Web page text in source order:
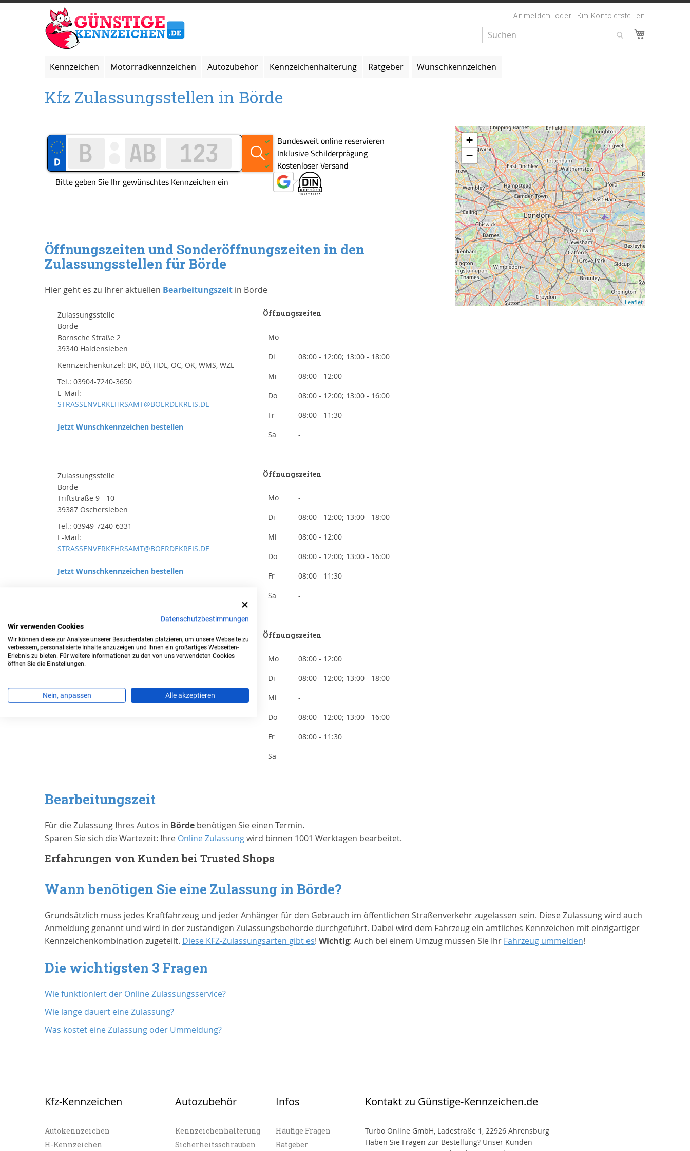
Zum
Inhalt
springen
Anmelden Ein Konto erstellen
Kennzeichen Motorradkennzeichen Autozubehör Kennzeichenhalterung Ratgeber Wunschkennzeichen
Kfz Zulassungsstellen in Börde
Öffnungszeiten und Sonderöffnungszeiten in den
Zulassungsstellen für Börde
Hier geht es zu Ihrer aktuellen Bearbeitungszeit in Börde
Zulassungsstelle
Börde
Bornsche Straße 2
39340 Haldensleben
Kennzeichenkürzel: BK, BÖ, HDL, OC, OK, WMS, WZL
Tel.: 03904-7240-3650
E-Mail:
STRASSENVERKEHRSAMT@BOERDEKREIS.DE
Jetzt Wunschkennzeichen bestellen
Öffnungszeiten
Mo
-
Di
08:00 - 12:00; 13:00 - 18:00
Mi
08:00 - 12:00
Do
08:00 - 12:00; 13:00 - 16:00
Fr
08:00 - 11:30
Sa
-
Zulassungsstelle
Börde
Triftstraße 9 - 10
39387 Oschersleben
Tel.: 03949-7240-6331
E-Mail:
STRASSENVERKEHRSAMT@BOERDEKREIS.DE
Jetzt Wunschkennzeichen bestellen
Öffnungszeiten
Mo
-
Di
08:00 - 12:00; 13:00 - 18:00
Mi
08:00 - 12:00
Do
08:00 - 12:00; 13:00 - 16:00
Fr
08:00 - 11:30
Sa
-
Zulassungsstelle
Börde
Farsleber Straße 19
39326 Wolmirstedt
E-Mail:strassenverkehr@landkreis-boerde.de
Öffnungszeiten
Mo
08:00 - 12:00
Di
08:00 - 12:00; 13:00 - 18:00
Mi
-
Do
08:00 - 12:00; 13:00 - 16:00
Fr
08:00 - 11:30
Sa
-
+
−
Leaflet
Bearbeitungszeit
Für die Zulassung Ihres Autos in Börde benötigen Sie einen Termin.
Sparen Sie sich die Wartezeit: Ihre Online Zulassungwird binnen 1001 Werktagen bearbeitet.
Erfahrungen von Kunden bei Trusted Shops
Wann benötigen Sie eine Zulassung in Börde?
Grundsätzlich muss jedes Kraftfahrzeug und jeder Anhänger für den Gebrauch im öffentlichen Straßenverkehr zugelassen sein. Diese Zulassung wird auch
Anmeldung genannt und wird in der zuständigen Zulassungsbehörde durchgeführt. Dabei wird dem Fahrzeug ein amtliches Kennzeichen mit einzigartiger
Kennzeichenkombination zugeteilt. Diese KFZ-Zulassungsarten gibt es! Wichtig: Auch bei einem Umzug müssen Sie Ihr Fahrzeug ummelden!
Die wichtigsten 3 Fragen
Wie funktioniert der Online Zulassungsservice?
Wie lange dauert eine Zulassung?
Was kostet eine Zulassung oder Ummeldung?
Kfz-Kennzeichen
Autokennzeichen
H-Kennzeichen
Autozubehör
Kennzeichenhalterung
Sicherheitsschrauben
Infos
Häufige Fragen
Ratgeber
Kontakt zu Günstige-Kennzeichen.de
Turbo Online GmbH, Ladestraße 1, 22926 Ahrensburg
Haben Sie Fragen zur Bestellung? Unser Kunden-
Datenschutzbestimmungen
Wir verwenden Cookies
Wir können diese zur Analyse unserer Besucherdaten platzieren, um unsere Webseite zu
verbessern, personalisierte Inhalte anzuzeigen und Ihnen ein großartiges Webseiten-
Erlebnis zu bieten. Für weitere Informationen zu den von uns verwendeten Cookies
öffnen Sie die Einstellungen.
Nein, anpassen Alle akzeptieren